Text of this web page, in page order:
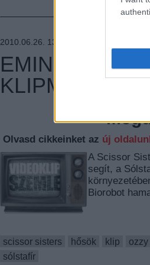
2010.06.26. 13:32 –
EMINEM
Olvasd cikkeinket az új
A Scissor
segít, a
Biorobot
scissor sisters
hősök klip
sólstafír